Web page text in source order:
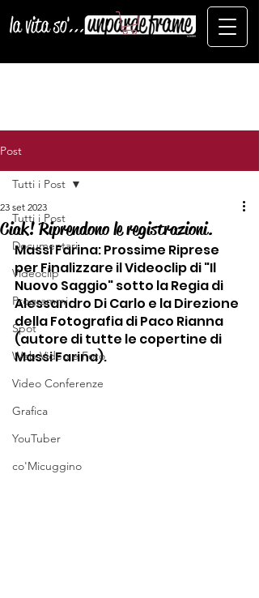
Post
Tutti i Post
Documentari
Videoclip
Programmi
Spot
Web Video e Foto
Video Conferenze
Grafica
YouTuber
co'Micuggino
Tutti i Post
Ciak! Riprendono le registrazioni.
23 set 2023
Massi Farina: Prossime Riprese
per Finalizzare il Videoclip di "Il
Nuovo Saggio" sotto la Regia di
Alessandro Di Carlo e la Direzione
della Fotografia di Paco Rianna
(autore di tutte le copertine di
Massi Farina).